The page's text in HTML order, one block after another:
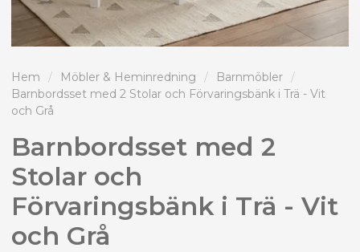
Hem / Möbler & Heminredning / Barnmöbler
/
Barnbordsset med 2 Stolar och Förvaringsbänk i Trä - Vit
och Grå
Barnbordsset med 2
Stolar och
Förvaringsbänk i Trä - Vit
och Grå